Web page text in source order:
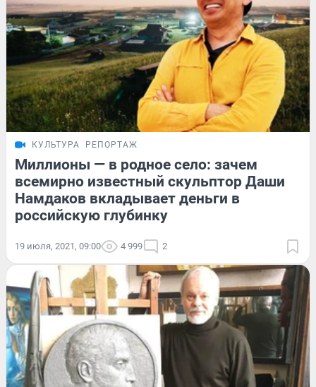
КУЛЬТУРА РЕПОРТАЖ
Миллионы — в родное село: зачем
всемирно известный скульптор Даши
Намдаков вкладывает деньги в
российскую глубинку
19 июля, 2021, 09:00 4 999 2